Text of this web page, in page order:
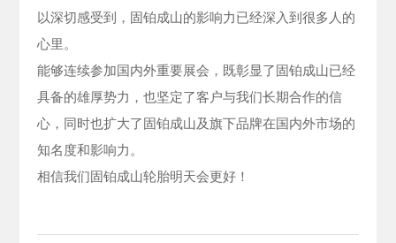
以深切感受到，固铂成山的影响力已经深入到很多人的
心里。
能够连续参加国内外重要展会，既彰显了固铂成山已经
具备的雄厚势力，也坚定了客户与我们长期合作的信
心，同时也扩大了固铂成山及旗下品牌在国内外市场的
知名度和影响力。
相信我们固铂成山轮胎明天会更好！